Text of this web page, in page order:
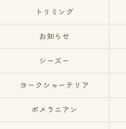
トリミング
お知らせ
シーズー
ヨークシャーテリア
ポメラニアン